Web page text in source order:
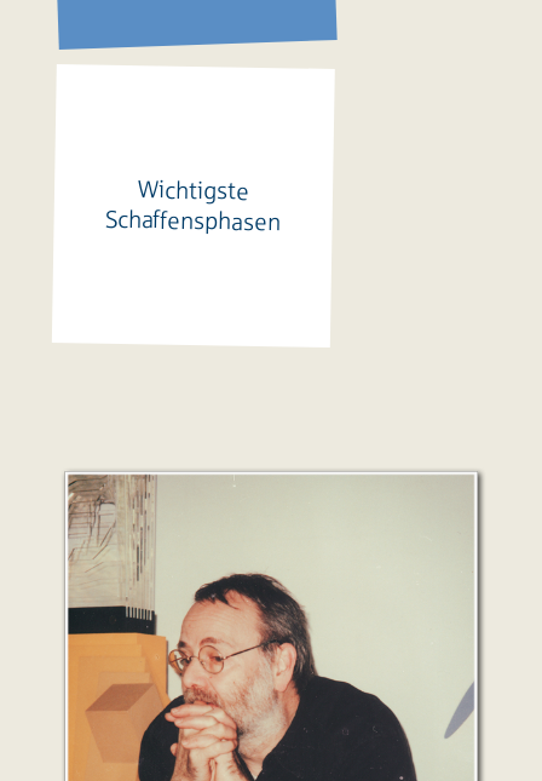
Wichtigste
Schaffensphasen